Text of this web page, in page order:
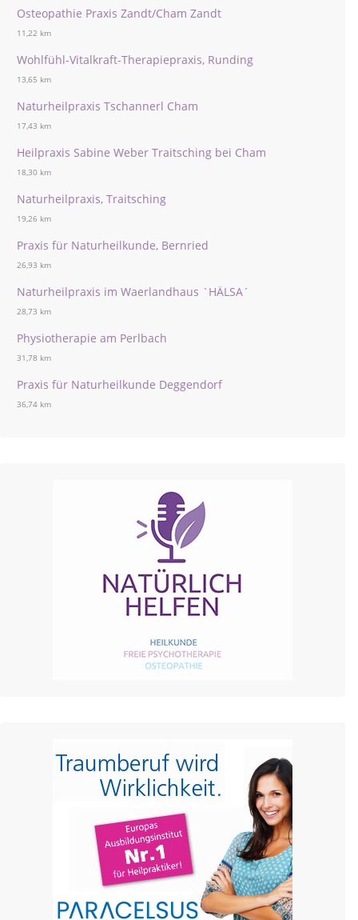
Osteopathie Praxis Zandt/Cham Zandt
11,22 km
Wohlfühl-Vitalkraft-Therapiepraxis, Runding
13,65 km
Naturheilpraxis Tschannerl Cham
17,43 km
Heilpraxis Sabine Weber Traitsching bei Cham
18,30 km
Naturheilpraxis, Traitsching
19,26 km
Praxis für Naturheilkunde, Bernried
26,93 km
Naturheilpraxis im Waerlandhaus `HÄLSA´
28,73 km
Physiotherapie am Perlbach
31,78 km
Praxis für Naturheilkunde Deggendorf
36,74 km